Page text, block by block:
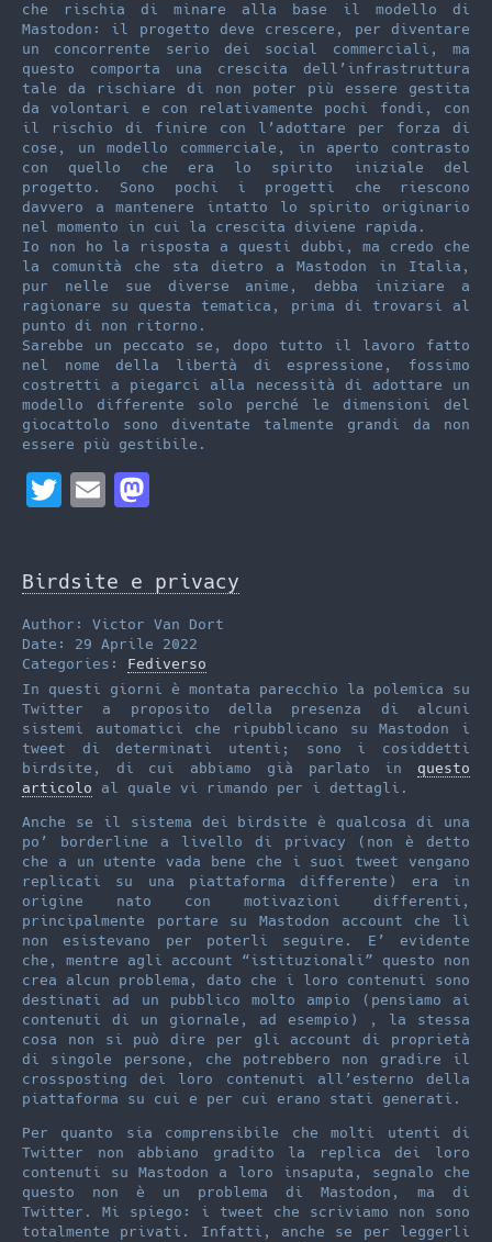
che rischia di minare alla base il modello di
Mastodon: il progetto deve crescere, per diventare
un concorrente serio dei social commerciali, ma
questo comporta una crescita dell’infrastruttura
tale da rischiare di non poter più essere gestita
da volontari e con relativamente pochi fondi, con
il rischio di finire con l’adottare per forza di
cose, un modello commerciale, in aperto contrasto
con quello che era lo spirito iniziale del
progetto. Sono pochi i progetti che riescono
davvero a mantenere intatto lo spirito originario
nel momento in cui la crescita diviene rapida.
Io non ho la risposta a questi dubbi, ma credo che
la comunità che sta dietro a Mastodon in Italia,
pur nelle sue diverse anime, debba iniziare a
ragionare su questa tematica, prima di trovarsi al
punto di non ritorno.
Sarebbe un peccato se, dopo tutto il lavoro fatto
nel nome della libertà di espressione, fossimo
costretti a piegarci alla necessità di adottare un
modello differente solo perché le dimensioni del
giocattolo sono diventate talmente grandi da non
essere più gestibile.
T
t
t
e
r
E
i
l
t
o
d
o
n
Birdsite e privacy
Author: Victor Van Dort
Date: 29 Aprile 2022
Categories: Fediverso
In questi giorni è montata parecchio la polemica su
Twitter a proposito della presenza di alcuni
sistemi automatici che ripubblicano su Mastodon i
tweet di determinati utenti; sono i cosiddetti
birdsite, di cui abbiamo già parlato in questo
articolo al quale vi rimando per i dettagli.
Anche se il sistema dei birdsite è qualcosa di una
po’ borderline a livello di privacy (non è detto
che a un utente vada bene che i suoi tweet vengano
replicati su una piattaforma differente) era in
origine nato con motivazioni differenti,
principalmente portare su Mastodon account che lì
non esistevano per poterli seguire. E’ evidente
che, mentre agli account “istituzionali” questo non
crea alcun problema, dato che i loro contenuti sono
destinati ad un pubblico molto ampio (pensiamo ai
contenuti di un giornale, ad esempio) , la stessa
cosa non si può dire per gli account di proprietà
di singole persone, che potrebbero non gradire il
crossposting dei loro contenuti all’esterno della
piattaforma su cui e per cui erano stati generati.
Per quanto sia comprensibile che molti utenti di
Twitter non abbiano gradito la replica dei loro
contenuti su Mastodon a loro insaputa, segnalo che
questo non è un problema di Mastodon, ma di
Twitter. Mi spiego: i tweet che scriviamo non sono
totalmente privati. Infatti, anche se per leggerli